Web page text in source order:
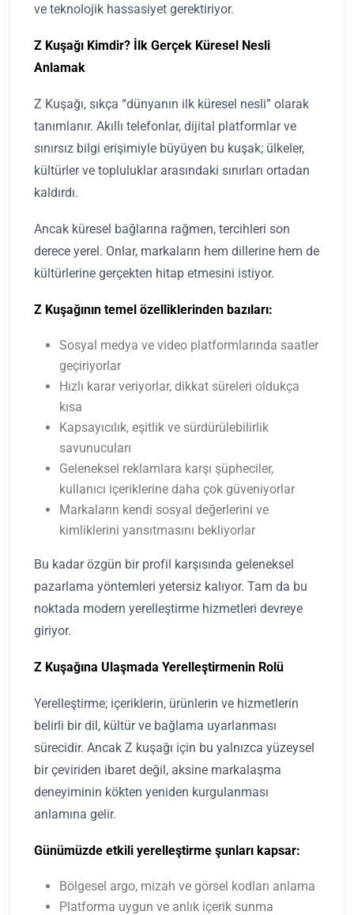
ve teknolojik hassasiyet gerektiriyor.
Z Kuşağı Kimdir? İlk Gerçek Küresel Nesli
Anlamak
Z Kuşağı, sıkça “dünyanın ilk küresel nesli” olarak
tanımlanır. Akıllı telefonlar, dijital platformlar ve
sınırsız bilgi erişimiyle büyüyen bu kuşak; ülkeler,
kültürler ve topluluklar arasındaki sınırları ortadan
kaldırdı.
Ancak küresel bağlarına rağmen, tercihleri son
derece yerel. Onlar, markaların hem dillerine hem de
kültürlerine gerçekten hitap etmesini istiyor.
Z Kuşağının temel özelliklerinden bazıları:
Sosyal medya ve video platformlarında saatler
geçiriyorlar
Hızlı karar veriyorlar, dikkat süreleri oldukça
kısa
Kapsayıcılık, eşitlik ve sürdürülebilirlik
savunucuları
Geleneksel reklamlara karşı şüpheciler,
kullanıcı içeriklerine daha çok güveniyorlar
Markaların kendi sosyal değerlerini ve
kimliklerini yansıtmasını bekliyorlar
Bu kadar özgün bir profil karşısında geleneksel
pazarlama yöntemleri yetersiz kalıyor. Tam da bu
noktada modern yerelleştirme hizmetleri devreye
giriyor.
Z Kuşağına Ulaşmada Yerelleştirmenin Rolü
Yerelleştirme; içeriklerin, ürünlerin ve hizmetlerin
belirli bir dil, kültür ve bağlama uyarlanması
sürecidir. Ancak Z kuşağı için bu yalnızca yüzeysel
bir çeviriden ibaret değil, aksine markalaşma
deneyiminin kökten yeniden kurgulanması
anlamına gelir.
Günümüzde etkili yerelleştirme şunları kapsar:
Bölgesel argo, mizah ve görsel kodları anlama
Platforma uygun ve anlık içerik sunma